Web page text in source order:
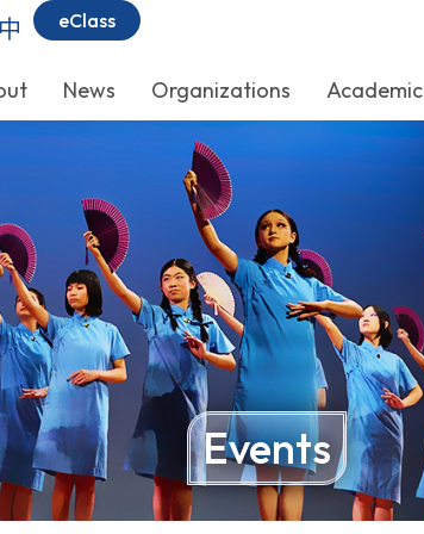
eClass
News Organizations Academic
Events